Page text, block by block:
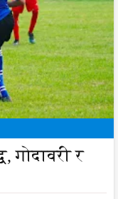
गोदावरी र